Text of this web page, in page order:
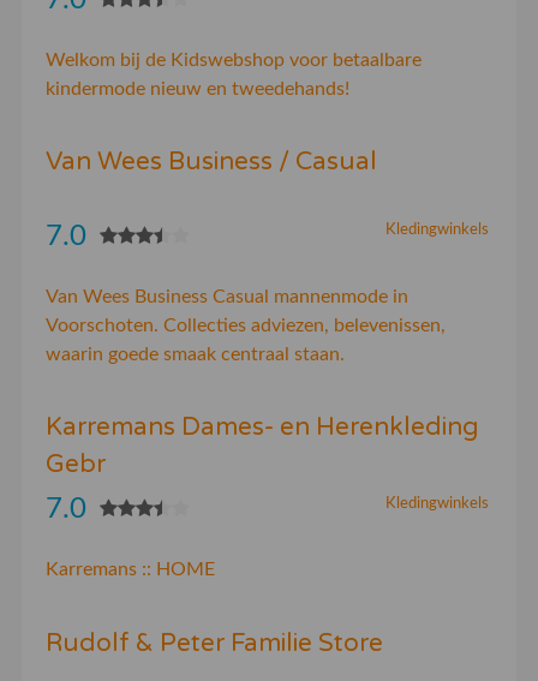
Welkom bij de Kidswebshop voor betaalbare
kindermode nieuw en tweedehands!
Van Wees Business / Casual
Kledingwinkels
7.0
Van Wees Business Casual mannenmode in
Voorschoten. Collecties adviezen, belevenissen,
waarin goede smaak centraal staan.
Karremans Dames- en Herenkleding
Gebr
Kledingwinkels
7.0
Karremans :: HOME
Rudolf & Peter Familie Store